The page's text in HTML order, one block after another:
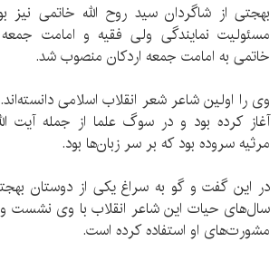
بهجتی از شاگردان سید روح الله خاتمی
مسئولیت نمایندگی ولی فقیه و امامت
خاتمی به امامت جمعه اردکان منصوب شد.
وی را اولین شاعر شعر انقلاب اسلامی
آغاز کرده بود و در سوگ علما از جمله آیت
مرثیه سروده بود که بر سر زبان‌ها بود.
در این گفت و گو به سراغ یکی از دوستان
سال‌های حیات این شاعر انقلاب با وی نشست و
مشورت‌های او استفاده کرده است.